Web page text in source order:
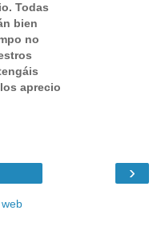
Todas
bien
no
aprecio
›